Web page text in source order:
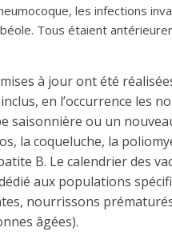
les infections
Tous étaient
à jour ont été
en l’occurrence les
saisonnière ou un
la coqueluche, la
B. Le calendrier des
aux populations
nourrissons
âgées).